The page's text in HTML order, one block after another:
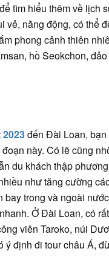
tìm hiểu thêm về lịch
vẻ, năng động, có thể
phong cảnh thiên
hồ Seokchon,
đến Đài Loan, bạn
này. Có lẽ cũng
du khách thập
như tăng cường
bay trong và ngoài
Ở Đài Loan, có
viên Taroko, núi
định đi tour châu Á,